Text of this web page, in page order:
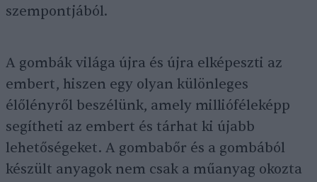
szempontjából.
A gombák világa újra és újra elképeszti az
embert, hiszen egy olyan különleges
élőlényről beszélünk, amely millióféleképp
segítheti az embert és tárhat ki újabb
lehetőségeket. A gombabőr és a gombából
készült anyagok nem csak a műanyag okozta